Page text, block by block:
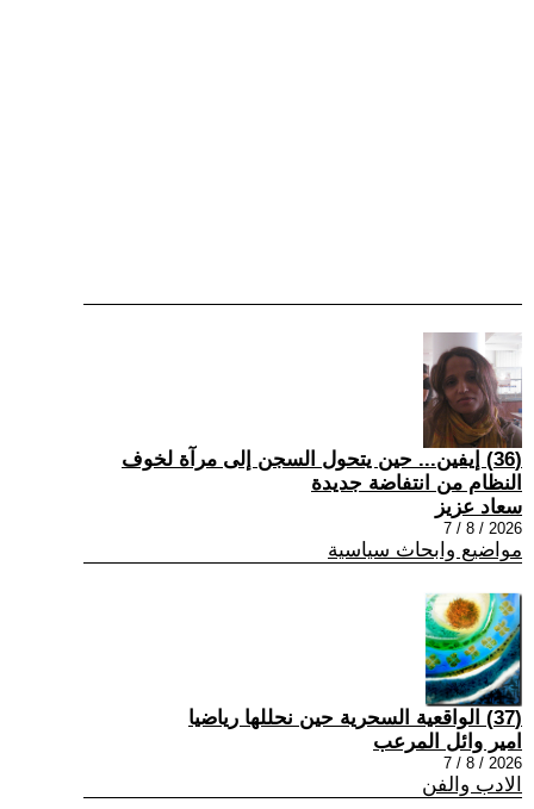
(36) إيفين... حين يتحول السجن إلى مرآة لخوف
النظام من انتفاضة جديدة
سعاد عزيز
2026 / 8 / 7
مواضيع وابحاث سياسية
(37) الواقعية السحرية حين نحللها رياضيا
امير وائل المرعب
2026 / 8 / 7
الادب والفن